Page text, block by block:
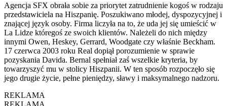
Agencja SFX obrała sobie za priorytet zatrudnienie kogoś w rodzaju
przedstawiciela na Hiszpanię. Poszukiwano młodej, dyspozycyjnej i
znającej język osoby. Firma liczyła na to, że uda jej się umieścić w
La Lidze któregoś ze swoich klientów. Należeli do nich między
innymi Owen, Heskey, Gerrard, Woodgate czy właśnie Beckham.
17 czerwca 2003 roku Real dopiął porozumienie w sprawie
pozyskania Davida. Bernal spełniał zaś wszelkie kryteria, by
towarzyszyć mu w stolicy Hiszpanii. W ten sposób rozpoczęło się
jego drugie życie, pełne pieniędzy, sławy i maksymalnego nadzoru.
REKLAMA
REKLAMA